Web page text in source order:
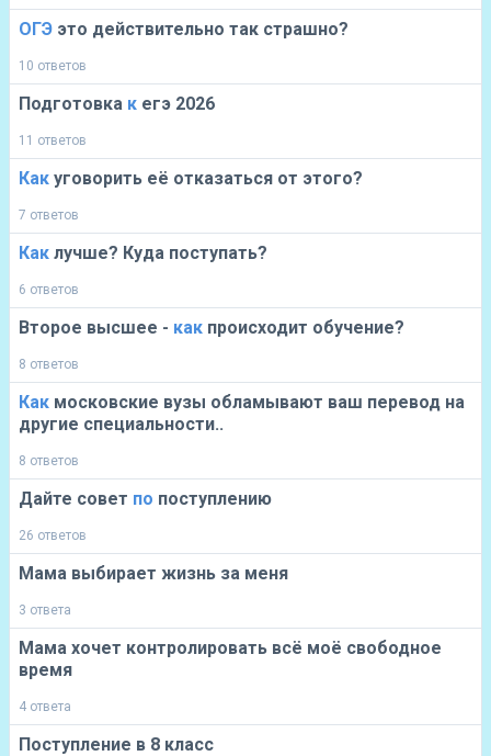
ОГЭ это действительно так страшно?
10 ответов
Подготовка к егэ 2026
11 ответов
Как уговорить еë отказаться от этого?
7 ответов
Как лучше? Куда поступать?
6 ответов
Второе высшее - как происходит обучение?
8 ответов
Как московские вузы обламывают ваш перевод на
другие специальности..
8 ответов
Дайте совет по поступлению
26 ответов
Мама выбирает жизнь за меня
3 ответа
Мама хочет контролировать всё моё свободное
время
4 ответа
Поступление в 8 класс